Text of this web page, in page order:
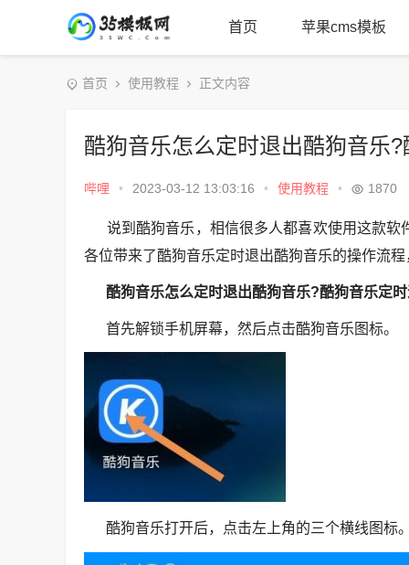
首页 苹果cms模板
首页 使用教程 正文内容
酷狗音乐怎么定时退出酷狗音乐
哔哩 • 2023-03-12 13:03:16 • 使用教程 • 1870
说到酷狗音乐，相信很多人都喜欢使用这款软
各位带来了酷狗音乐定时退出酷狗音乐的操作流
酷狗音乐怎么定时退出酷狗音乐?酷狗音乐定
首先解锁手机屏幕，然后点击酷狗音乐图标。
酷狗音乐打开后，点击左上角的三个横线图标